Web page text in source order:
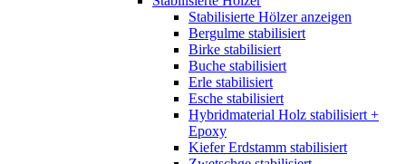
Stabilisierte Hölzer anzeigen
Bergulme stabilisiert
Birke stabilisiert
Buche stabilisiert
Erle stabilisiert
Esche stabilisiert
Hybridmaterial Holz stabilisiert +
Epoxy
Kiefer Erdstamm stabilisiert